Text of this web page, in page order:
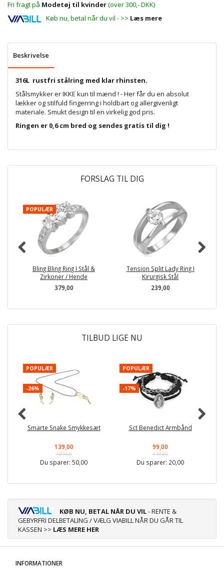
Fri fragt på Modetøj til kvinder(over 300,- DKK)
Køb nu, betal når du vil - >> Læs mere
Beskrivelse
316L rustfri stålring med klar rhinsten.
Stålsmykker er IKKE kun til mænd ! - Her får du en absolut
lækker og stilfuld fingerring i holdbart og allergivenligt
materiale. Smukt design til en virkelig god pris.
Ringen er 0,6 cm bred og sendes gratis til dig !
FORSLAG TIL DIG
POPULÆR
Bling Bling Ring I Stål &
Zirkoner / Hende
379,00
Tension Split Lady Ring I
Kirurgisk Stål
239,00
TILBUD LIGE NU
POPULÆR
-26%
Smarte Snake Smykkesæt
139,00
189,00
Du sparer: 50,00
POPULÆR
-17%
Sct Benedict Armbånd
99,00
119,00
Du sparer: 20,00
KØB NU, BETAL NÅR DU VIL- RENTE &
GEBYRFRI DELBETALING / VÆLG VIABILL NÅR DU GÅR TIL
KASSEN >> LÆS MERE HER
INFORMATIONER